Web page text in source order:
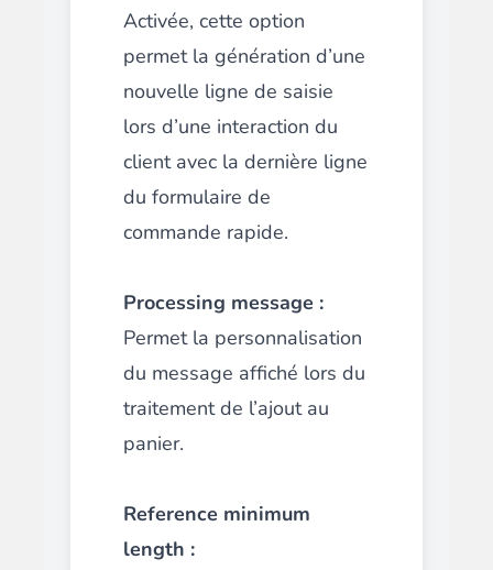
Activée, cette option
permet la génération d’une
nouvelle ligne de saisie
lors d’une interaction du
client avec la dernière ligne
du formulaire de
commande rapide.
Processing message :
Permet la personnalisation
du message affiché lors du
traitement de l’ajout au
panier.
Reference minimum
length :